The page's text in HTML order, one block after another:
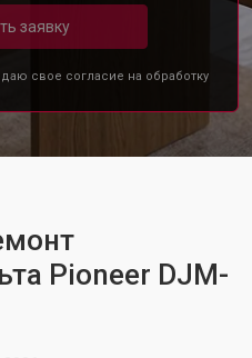
заявку
свое согласие на обработку
Pioneer DJM-